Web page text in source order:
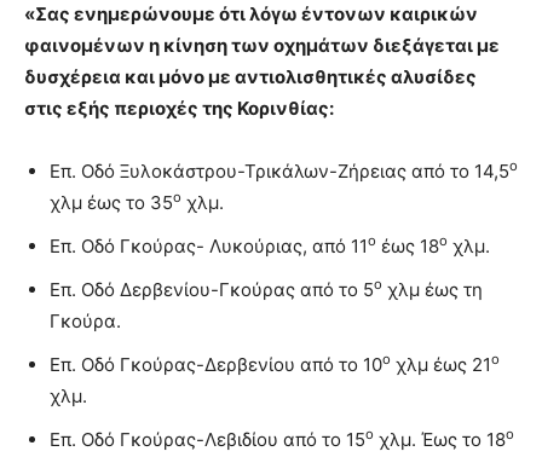
«Σας ενημερώνουμε ότι λόγω έντονων καιρικών
φαινομένων η κίνηση των οχημάτων διεξάγεται με
δυσχέρεια και μόνο με αντιολισθητικές αλυσίδες
στις εξής περιοχές της Κορινθίας:
Επ. Οδό Ξυλοκάστρου-Τρικάλων-Ζήρειας από το 14,5ο
χλμ έως το 35ο χλμ.
Επ. Οδό Γκούρας- Λυκούριας, από 11ο έως 18ο χλμ.
Επ. Οδό Δερβενίου-Γκούρας από το 5ο χλμ έως τη
Γκούρα.
Επ. Οδό Γκούρας-Δερβενίου από το 10ο χλμ έως 21ο
χλμ.
Επ. Οδό Γκούρας-Λεβιδίου από το 15ο χλμ. Έως το 18ο